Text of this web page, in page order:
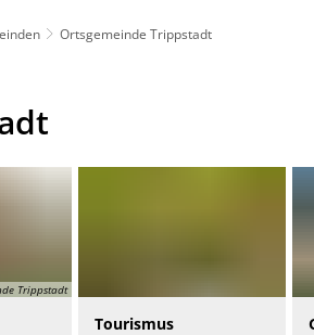
Ortsgemeinde Trippstadt
Trippstadt
Tourismus